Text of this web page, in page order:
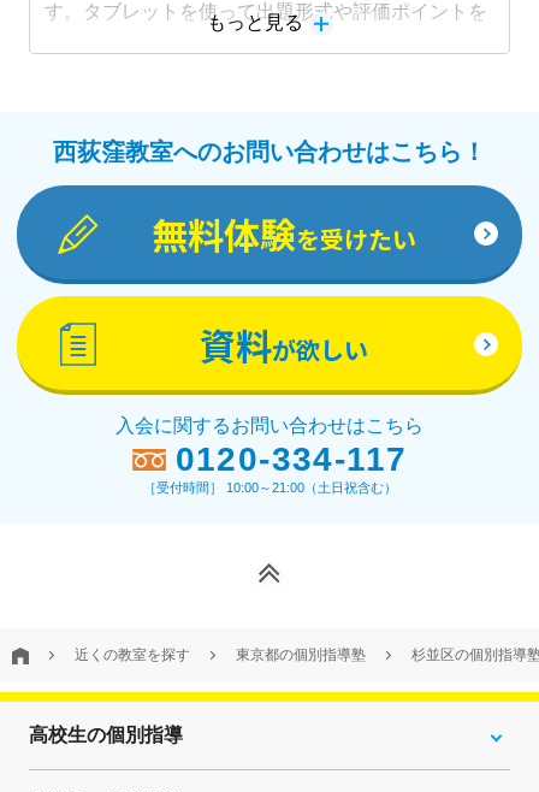
す。タブレットを使って出題形式や評価ポイントを
もっと見る
西荻窪教室へのお問い合わせはこちら！
無料体験を受けたい
資料が欲しい
入会に関するお問い合わせはこちら
0120-334-117
［受付時間］ 10:00～21:00（土日祝含む）
近くの教室を探す 東京都の個別指導塾 杉並区の個別指導
高校生の個別指導